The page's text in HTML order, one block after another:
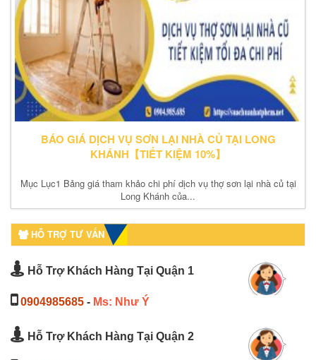
BÁO GIÁ DỊCH VỤ SƠN LẠI NHÀ CỦ TẠI LONG
KHÁNH【TIẾT KIỆM 10%】
Mục Lục1 Bảng giá tham khảo chi phí dịch vụ thợ sơn lại nhà củ tại
Long Khánh của...
HỖ TRỢ TƯ VẤN
Hỗ Trợ Khách Hàng Tại Quận 1
0904985685 - Ms: Như Ý
Hỗ Trợ Khách Hàng Tại Quận 2